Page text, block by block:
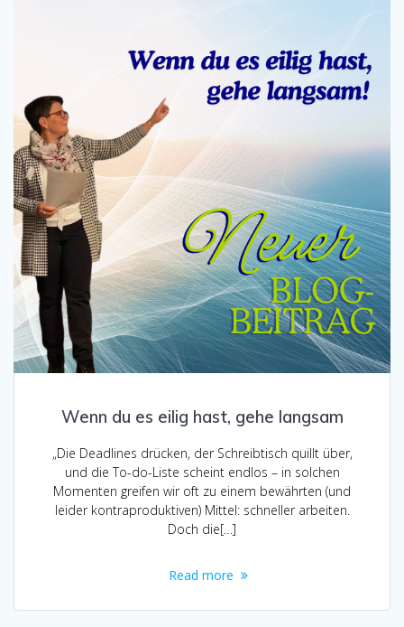
Wenn du es eilig hast, gehe langsam
„Die Deadlines drücken, der Schreibtisch quillt über,
und die To-do-Liste scheint endlos – in solchen
Momenten greifen wir oft zu einem bewährten (und
leider kontraproduktiven) Mittel: schneller arbeiten.
Doch die[…]
Read more